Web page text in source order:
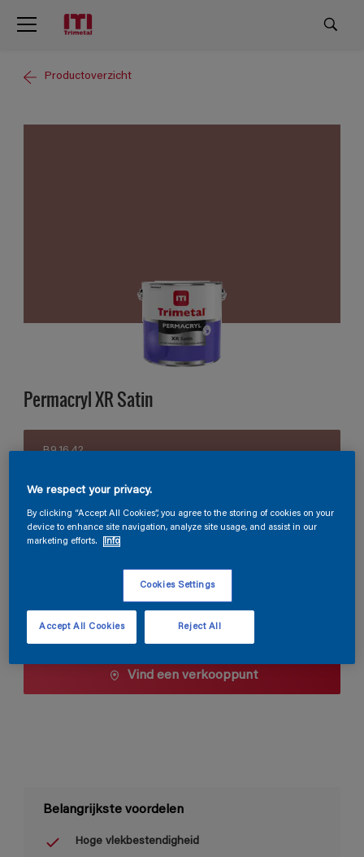
Productoverzicht
Permacryl XR Satin
B9.16.42
Verpakkingsgrootte
0,5 L
Verfcalculator
Bereken
Vind een verkooppunt
Belangrijkste voordelen
Hoge vlekbestendigheid
We respect your privacy.
By clicking “Accept All Cookies”, you agree to the storing of cookies on your
device to enhance site navigation, analyze site usage, and assist in our
marketing efforts.
Info
Cookies Settings
Reject All
Accept All Cookies